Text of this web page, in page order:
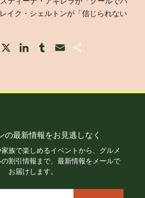
イク・シェルトンが「信じられない
Facebook LinkedInTumblrEmail
の最新情報をお見逃しなく
族で楽しめるイベントから、グルメ
割引情報まで、最新情報をメールで
お届けします。